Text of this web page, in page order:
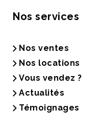
Nos services
Nos ventes
Nos locations
Vous vendez ?
Actualités
Témoignages